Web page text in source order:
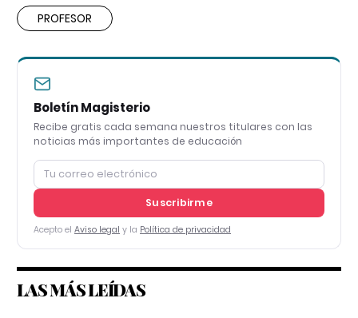
PROFESOR
Boletín Magisterio
Recibe gratis cada semana nuestros titulares con las
noticias más importantes de educación
Suscribirme
Acepto el Aviso legal y la Política de privacidad
LAS MÁS LEÍDAS